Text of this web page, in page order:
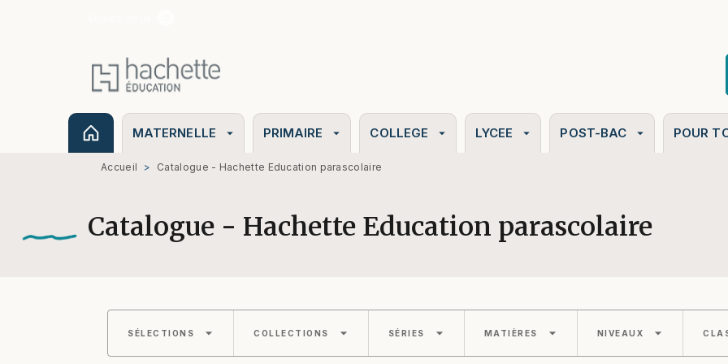
MATERNELLE arrow_drop_down PRIMAIRE arrow_drop_down COLLEGE arrow_drop_down LYCEE arrow_drop_down POST-BAC arrow_drop_down POUR
Accueil > Catalogue - Hachette Education parascolaire
Catalogue - Hachette Education parascolaire
SÉLECTIONS arrow_drop_down COLLECTIONS arrow_drop_down SÉRIES arrow_drop_down MATIÈRES arrow_drop_down NIVEAUX arrow_drop_down